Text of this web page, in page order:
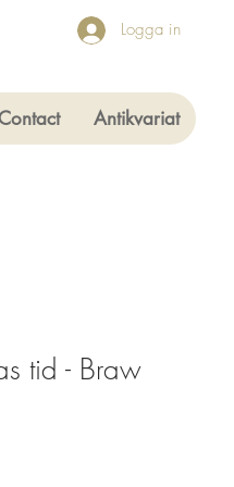
Logga in
Antikvariat
tid - Braw